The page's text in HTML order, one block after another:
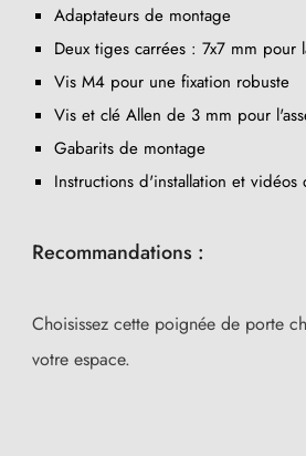
(2 avis)
Adaptateurs de montage
Deux tiges carrées : 7x7 mm pour
Vis M4 pour une fixation robuste
Vis et clé Allen de 3 mm pour
Gabarits de montage
Instructions d'installation et vidéos
Recommandations :
Choisissez cette poignée de porte
votre espace.